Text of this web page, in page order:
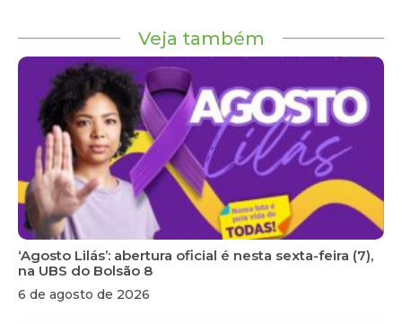
Veja também
‘Agosto Lilás’: abertura oficial é nesta sexta-feira (7),
na UBS do Bolsão 8
6 de agosto de 2026